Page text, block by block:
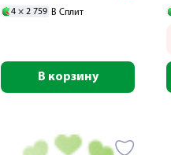
4 × 2 759 В Сплит
В корзину